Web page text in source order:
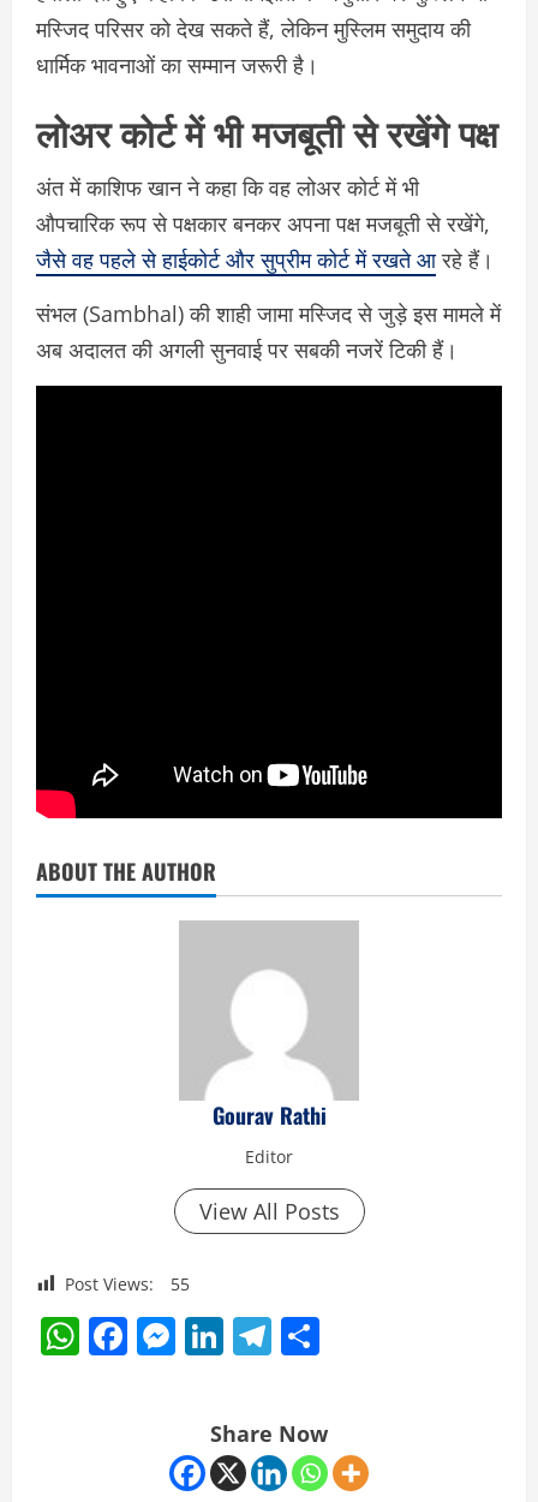
मस्जिद परिसर को देख सकते हैं, लेकिन मुस्लिम समुदाय की
धार्मिक भावनाओं का सम्मान जरूरी है।
लोअर कोर्ट में भी मजबूती से रखेंगे पक्ष
अंत में काशिफ खान ने कहा कि वह लोअर कोर्ट में भी
औपचारिक रूप से पक्षकार बनकर अपना पक्ष मजबूती से रखेंगे,
जैसे वह पहले से हाईकोर्ट और सुप्रीम कोर्ट में रखते आरहे हैं।
संभल (Sambhal) की शाही जामा मस्जिद से जुड़े इस मामले में
अब अदालत की अगली सुनवाई पर सबकी नजरें टिकी हैं।
ABOUT THE AUTHOR
Gourav Rathi
Editor
View All Posts
Post Views: 55
WhatsApp
Facebook
Messenger
LinkedIn
Telegram
Share Now